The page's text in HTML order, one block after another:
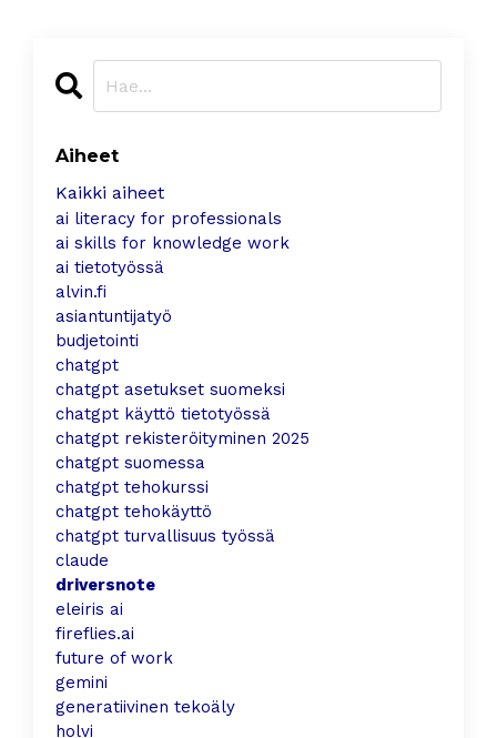
Aiheet
Kaikki aiheet
ai literacy for professionals
ai skills for knowledge work
ai tietotyössä
alvin.fi
asiantuntijatyö
budjetointi
chatgpt
chatgpt asetukset suomeksi
chatgpt käyttö tietotyössä
chatgpt rekisteröityminen 2025
chatgpt suomessa
chatgpt tehokurssi
chatgpt tehokäyttö
chatgpt turvallisuus työssä
claude
driversnote
eleiris ai
fireflies.ai
future of work
gemini
generatiivinen tekoäly
holvi